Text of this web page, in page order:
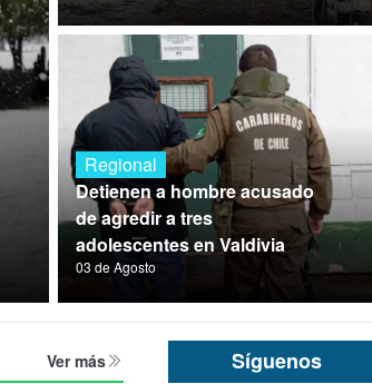
Regional
Detienen a hombre acusado
de agredir a tres
adolescentes en Valdivia
03 de Agosto
Ver más Síguenos